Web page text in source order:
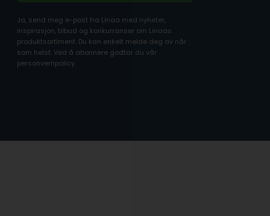
Ja, send meg e-post fra Linaa med nyheter,
inspirasjon, tilbud og konkurranser om Linaas
produktsortiment. Du kan enkelt melde deg av når
som helst. Ved å abonnere godtar du vår
personvernpolicy.